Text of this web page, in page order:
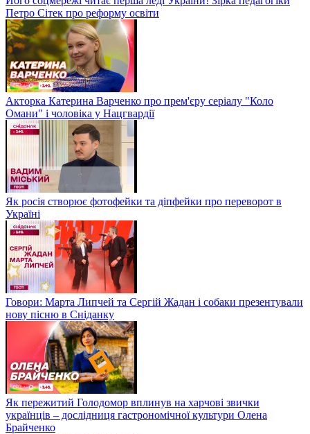
Петро Сітек про реформу освіти
Акторка Катерина Варченко про прем'єру серіалу "Коло
Омани" і чоловіка у Нацгвардії
Як росія створює фотофейки та діпфейки про переворот в
Україні
Говори: Марта Липчей та Сергій Жадан і собаки презентували
нову пісню в Сніданку
Як пережитий Голодомор вплинув на харчові звички
українців – дослідниця гастрономічної культури Олена
Брайченко